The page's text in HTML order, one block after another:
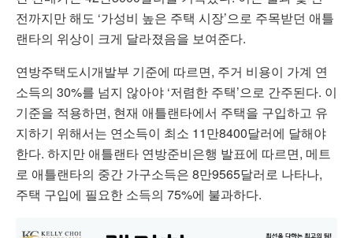
전까지만 해도 ‘가성비 높은 주택 시장’으로 주목받던 애틀
랜타의 위상이 크게 달라졌음을 보여준다.
연방주택도시개발부 기준에 따르면, 주거 비용이 가계 연
소득의 30%를 넘지 않아야 ‘저렴한 주택’으로 간주된다. 이
기준을 적용하면, 현재 애틀랜타에서 주택을 구입하고 유
지하기 위해서는 연소득이 최소 11만8400달러에 달해야
한다. 하지만 애틀랜타 연방준비은행 발표에 따르면, 메트
로 애틀랜타의 중간 가구소득은 8만9565달러로 나타나,
주택 구입에 필요한 소득의 75%에 불과하다.